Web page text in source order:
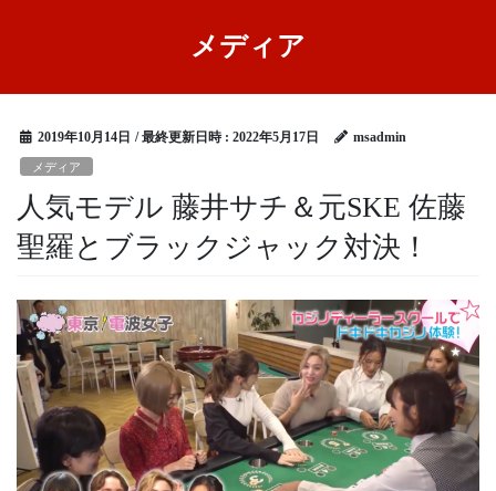
メディア
2019年10月14日 / 最終更新日時 : 2022年5月17日 msadmin
メディア
人気モデル 藤井サチ＆元SKE 佐藤
聖羅とブラックジャック対決！